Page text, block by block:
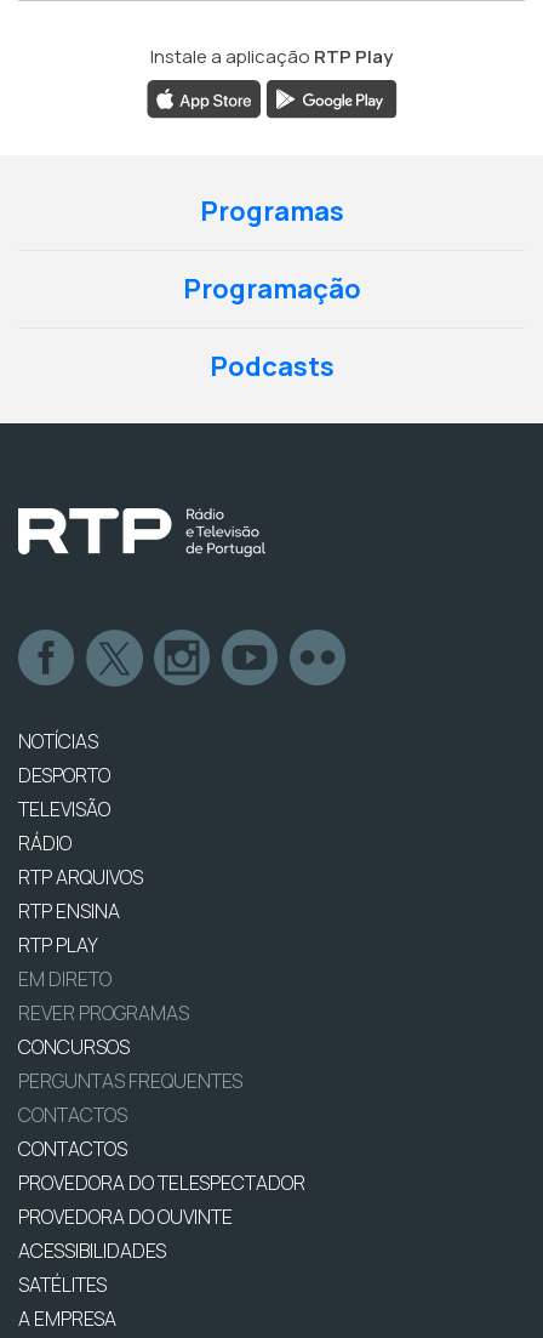
Instale a aplicação RTP Play
Programas
Programação
Podcasts
NOTÍCIAS
DESPORTO
TELEVISÃO
RÁDIO
RTP ARQUIVOS
RTP ENSINA
RTP PLAY
EM DIRETO
REVER PROGRAMAS
CONCURSOS
PERGUNTAS FREQUENTES
CONTACTOS
CONTACTOS
PROVEDORA DO TELESPECTADOR
PROVEDORA DO OUVINTE
ACESSIBILIDADES
SATÉLITES
A EMPRESA